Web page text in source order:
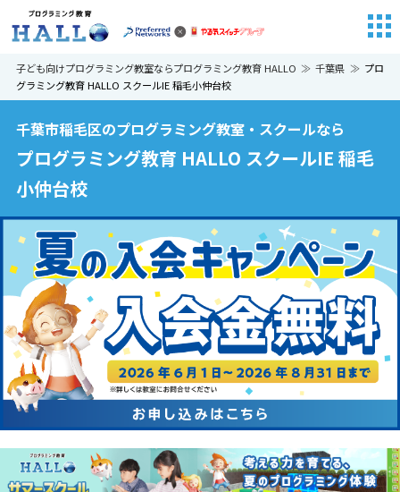
子ども向けプログラミング教室ならプログラミング教育 HALLO 千葉県
プロ
グラミング教育 HALLO スクールIE 稲毛小仲台校
千葉市稲毛区のプログラミング教室・スクールなら
プログラミング教育 HALLO スクールIE 稲毛
小仲台校